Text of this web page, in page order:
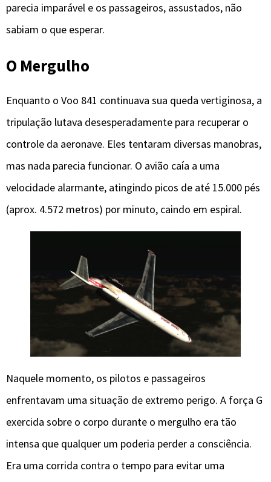
parecia imparável e os passageiros, assustados, não
sabiam o que esperar.
O Mergulho
Enquanto o Voo 841 continuava sua queda vertiginosa, a
tripulação lutava desesperadamente para recuperar o
controle da aeronave. Eles tentaram diversas manobras,
mas nada parecia funcionar. O avião caía a uma
velocidade alarmante, atingindo picos de até 15.000 pés
(aprox. 4.572 metros) por minuto, caindo em espiral.
Naquele momento, os pilotos e passageiros
enfrentavam uma situação de extremo perigo. A força G
exercida sobre o corpo durante o mergulho era tão
intensa que qualquer um poderia perder a consciência.
Era uma corrida contra o tempo para evitar uma